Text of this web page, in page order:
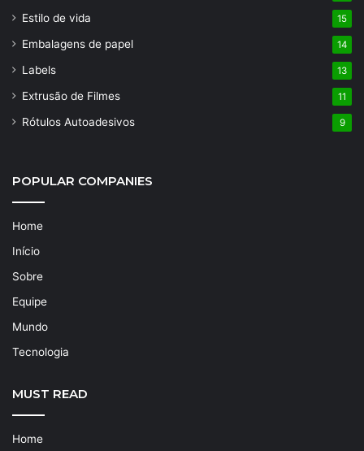
Estilo de vida 15
Embalagens de papel 14
Labels 13
Extrusão de Filmes 11
Rótulos Autoadesivos 9
POPULAR COMPANIES
Home
Início
Sobre
Equipe
Mundo
Tecnologia
MUST READ
Home